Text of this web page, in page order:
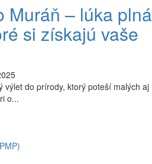
Muráň – lúka plná
si získajú vaše
výlet do prírody, ktorý poteší malých aj
o...